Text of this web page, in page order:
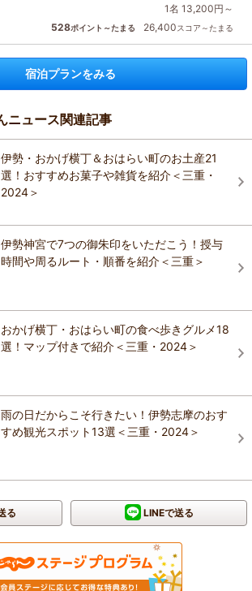
1名 13,200円～
528ポイント～たまる 26,400スコア～たまる
宿泊プランをみる
ニュース関連記事
伊勢・おかげ横丁＆おはらい町のお土産21
選！おすすめお菓子や雑貨を紹介＜三重・
2024＞
伊勢神宮で7つの御朱印をいただこう！授与
時間や周るルート・順番を紹介＜三重＞
おかげ横丁・おはらい町の食べ歩きグルメ18
選！マップ付きで紹介＜三重・2024＞
雨の日だからこそ行きたい！伊勢志摩のおす
すめ観光スポット13選＜三重・2024＞
る LINEで送る